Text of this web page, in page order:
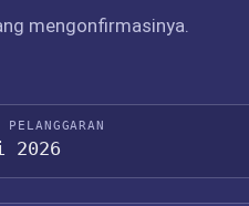
mengonfirmasinya.
PELANGGARAN
2026